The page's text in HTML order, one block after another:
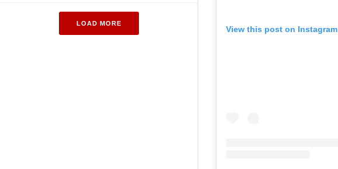
LOAD MORE
View this post on Instagram